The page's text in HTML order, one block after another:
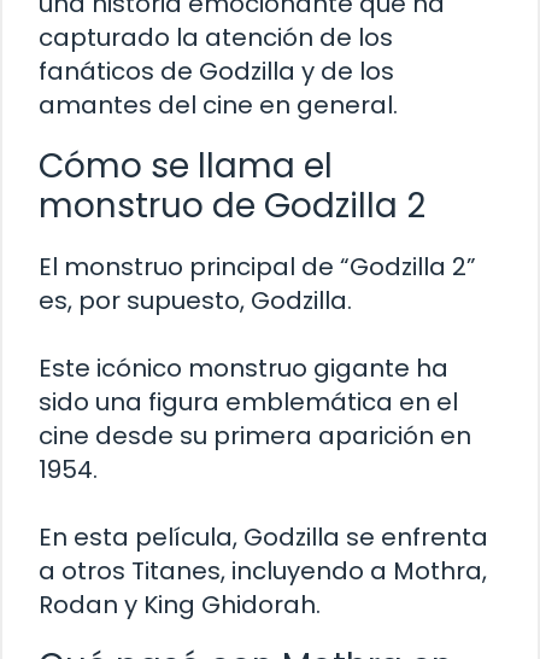
capturado la atención de los
fanáticos de Godzilla y de los
amantes del cine en general.
Cómo se llama el
monstruo de Godzilla 2
El monstruo principal de “Godzilla 2”
es, por supuesto, Godzilla.
Este icónico monstruo gigante ha
sido una figura emblemática en el
cine desde su primera aparición en
1954.
En esta película, Godzilla se enfrenta
a otros Titanes, incluyendo a Mothra,
Rodan y King Ghidorah.